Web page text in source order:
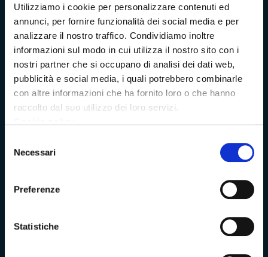
Utilizziamo i cookie per personalizzare contenuti ed
annunci, per fornire funzionalità dei social media e per
analizzare il nostro traffico. Condividiamo inoltre
informazioni sul modo in cui utilizza il nostro sito con i
nostri partner che si occupano di analisi dei dati web,
pubblicità e social media, i quali potrebbero combinarle
con altre informazioni che ha fornito loro o che hanno
raccolto dal suo utilizzo dei loro servizi.
delNecessari
Preferenze
Statistiche
Dichiarazione di accessibilità
Vivere Massa-Carrara
Rete dei Musei, Terre dei Malaspina e delle Statue Stele